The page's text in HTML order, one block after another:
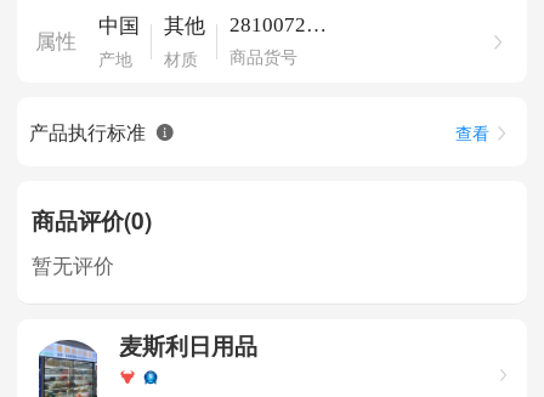
属性
中国
产地
其他
材质
281007205
1922
商品货号
产品执行标准 查看
商品评价(0)
暂无评价
麦斯利日用品